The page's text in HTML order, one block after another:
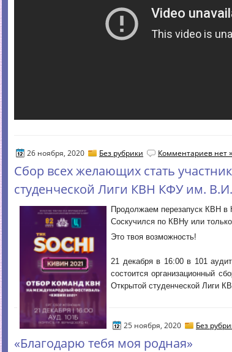
26 ноября, 2020 Без рубрики Комментариев нет »
Сбор всех желающих стать
студенческой Лиги КВН КФУ им.
Продолжаем перезапуск КВН в
Соскучился по КВНу или
Это твоя возможность!
21 декабря в 16:00 в 101
состоится организационный
Открытой студенческой Лиги
25 ноября, 2020 Без
«Благодарю тебя моя родная»